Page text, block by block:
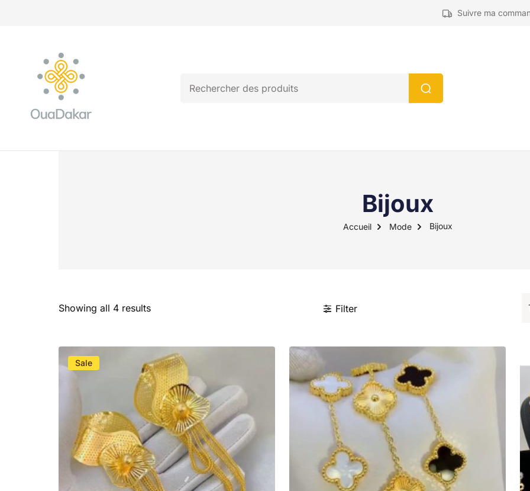
Suivre ma
Bijoux
Accueil Mode Bijoux
Showing all 4 results Filter
Sale